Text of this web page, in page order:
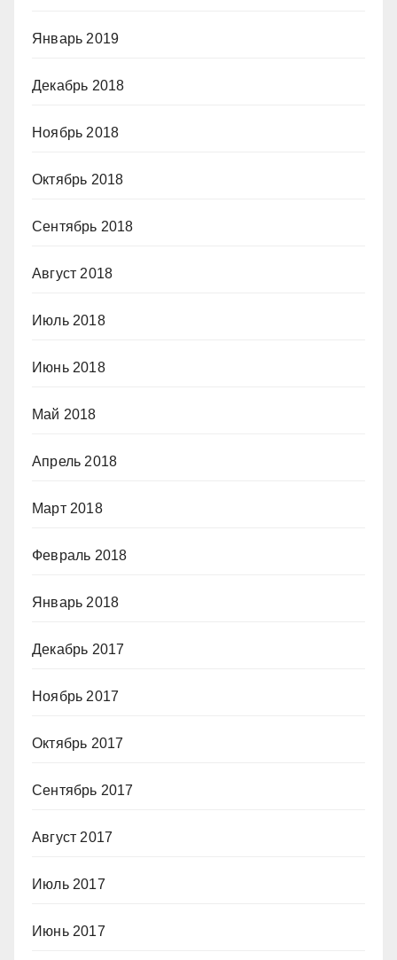
Январь 2019
Декабрь 2018
Ноябрь 2018
Октябрь 2018
Сентябрь 2018
Август 2018
Июль 2018
Июнь 2018
Май 2018
Апрель 2018
Март 2018
Февраль 2018
Январь 2018
Декабрь 2017
Ноябрь 2017
Октябрь 2017
Сентябрь 2017
Август 2017
Июль 2017
Июнь 2017